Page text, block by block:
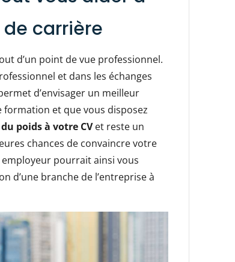
carrière
d’un point de vue professionnel.
et dans les échanges
d’envisager un meilleur
et que vous disposez
poids à votre CVet reste un
chances de convaincre votre
pourrait ainsi vous
d’une branche de l’entreprise à